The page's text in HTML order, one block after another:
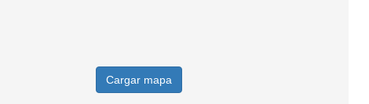
Cargar mapa